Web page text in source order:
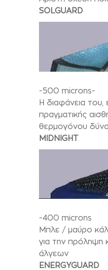
SOLGUARD
-500 microns-
Η διαφάνεια
πραγματικής
θερμογόνου
MIDNIGHT
-400 microns
Μπλε / μαύρο
για την πρόληψη
άλγεων
ENERGYGUARD